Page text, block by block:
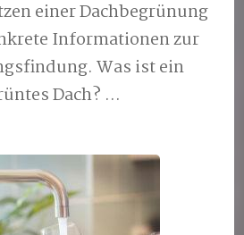
einer Dachbegrünung
Informationen zur
Was ist ein
Dach? …